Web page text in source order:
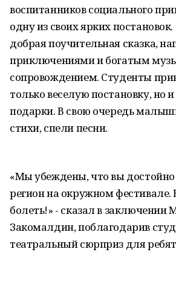
воспитанников социального
одну из своих ярких
добрая поучительная сказка,
приключениями и богатым
сопровождением. Студенты
только веселую постановку, но
подарки. В свою очередь
стихи, спели песни.
«Мы убеждены, что вы достойно
регион на окружном фестивале.
болеть!» - сказал в заключении
Закомалдин, поблагодарив
театральный сюрприз для